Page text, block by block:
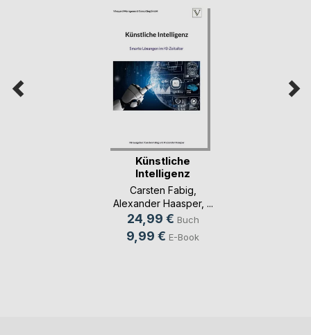
Künstliche
Intelligenz
Carsten Fabig
Alexander Haasper, ...
24,99 € Buch
9,99 € E-Book